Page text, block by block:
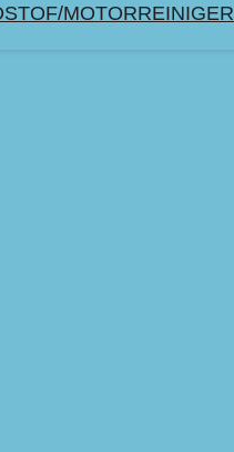
MOTORREINIGER